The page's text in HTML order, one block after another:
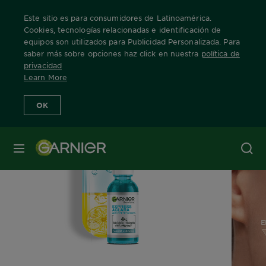
Este sitio es para consumidores de Latinoamérica.
Cookies, tecnologías relacionadas e identificación de
equipos son utilizados para Publicidad Personalizada. Para
saber más sobre opciones haz click en nuestra política de
privacidad
Learn More
OK
MENÚ
Home Anti-imperfecciones